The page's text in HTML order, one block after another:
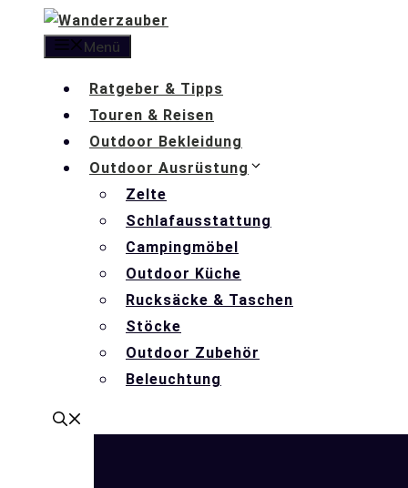
Menü
Ratgeber & Tipps
Touren & Reisen
Outdoor Bekleidung
Outdoor Ausrüstung
Zelte
Schlafausstattung
Campingmöbel
Outdoor Küche
Rucksäcke & Taschen
Stöcke
Outdoor Zubehör
Beleuchtung